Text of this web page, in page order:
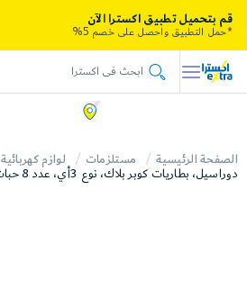
الصفحة الرئيسية مستلزمات لوازم كهربائية
دوراسيل، بطاريات كوبر بلاك، نوع 3أي، عدد 8 حبات
قم بتحميل تطبيق اكسترا الآن
*حمل التطبيق واحصل على خصم 5%